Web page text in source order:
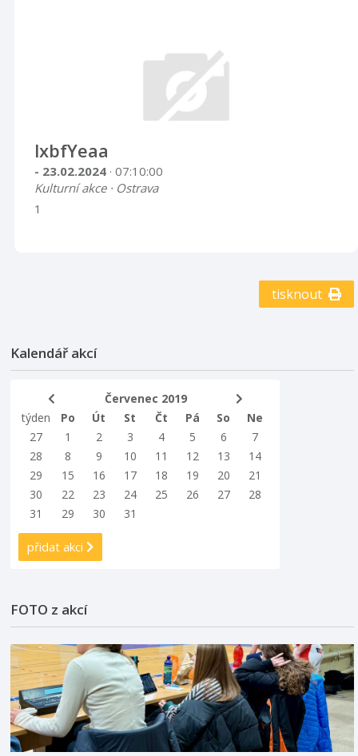
lxbfYeaa
- 23.02.2024 · 07:10:00
Kulturní akce · Ostrava
1
tisknout
Kalendář akcí
Červenec 2019
týden
Po Út St Čt Pá So
Ne
27
1 2 3 4 5 6
7
28
8 9 10 11 12 13
14
29
15 16 17 18 19 20
21
30
22 23 24 25 26 27
28
31
29 30 31
přidat akci
FOTO z akcí